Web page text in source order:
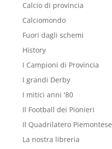
Calcio di provincia
Calciomondo
Fuori dagli schemi
History
I Campioni di Provincia
I grandi Derby
I mitici anni '80
Il Football dei Pionieri
Il Quadrilatero Piemontese
La nostra libreria